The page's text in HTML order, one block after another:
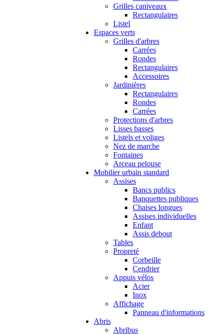
Grilles caniveaux
Rectangulaires
Listel
Espaces verts
Grilles d'arbres
Carrées
Rondes
Rectangulaires
Accessoires
Jardinières
Rectangulaires
Rondes
Carrées
Protections d'arbres
Lisses basses
Listels et voliges
Nez de marche
Fontaines
Arceau pelouse
Mobilier urbain standard
Assises
Bancs publics
Banquettes publiques
Chaises longues
Assises individuelles
Enfant
Assis debout
Tables
Propreté
Corbeille
Cendrier
Appuis vélos
Acier
Inox
Affichage
Panneau d'informations
Abris
Abribus